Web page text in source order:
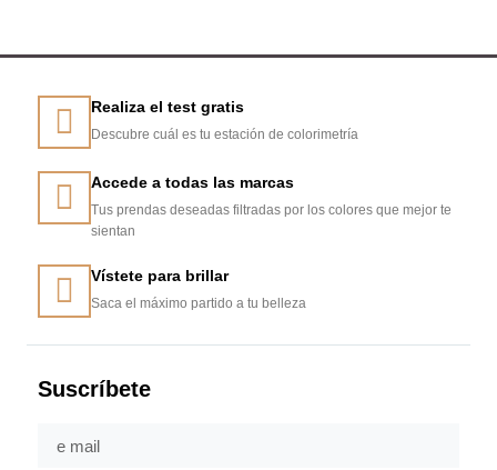
Realiza el test gratis
Descubre cuál es tu estación de colorimetría
Accede a todas las marcas
Tus prendas deseadas filtradas por los colores que mejor te
sientan
Vístete para brillar
Saca el máximo partido a tu belleza
Suscríbete